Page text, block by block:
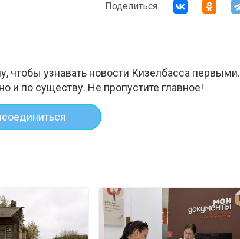
Поделиться
чтобы узнавать новости Кизелбасса первыми.
и по существу. Не пропустите главное!